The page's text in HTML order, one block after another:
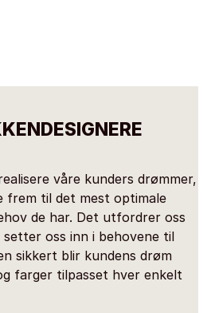
våre kunders drømmer,
frem til det mest optimale
de har. Det utfordrer oss
oss inn i behovene til
sikkert blir kundens drøm
farger tilpasset hver enkelt